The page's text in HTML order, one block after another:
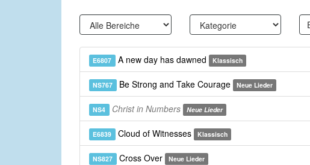
E6807 A new day has dawned Klassisch
NS767 Be Strong and Take Courage Neue Lieder
NS4 Christ in Numbers Neue Lieder
E6839 Cloud of Witnesses Klassisch
NS827 Cross Over Neue Lieder